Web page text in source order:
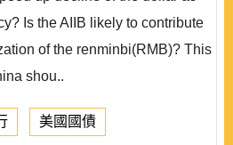
Is the AIIB likely to contribute
of the renminbi(RMB)? This
shou..
美國國債